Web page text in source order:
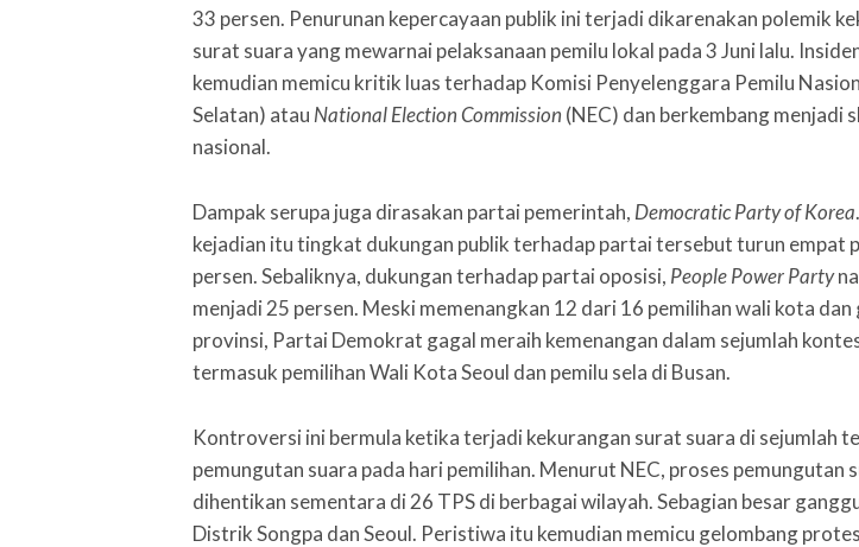
33 persen. Penurunan kepercayaan publik ini terjadi dikarenakan polemik
surat suara yang mewarnai pelaksanaan pemilu lokal pada 3 Juni lalu.
kemudian memicu kritik luas terhadap Komisi Penyelenggara Pemilu
Selatan) atau National Election Commission (NEC) dan berkembang menjadi
nasional.
Dampak serupa juga dirasakan partai pemerintah, Democratic Party of Korea
kejadian itu tingkat dukungan publik terhadap partai tersebut turun empat
persen. Sebaliknya, dukungan terhadap partai oposisi, People Power Party
menjadi 25 persen. Meski memenangkan 12 dari 16 pemilihan wali kota
provinsi, Partai Demokrat gagal meraih kemenangan dalam sejumlah
termasuk pemilihan Wali Kota Seoul dan pemilu sela di Busan.
Kontroversi ini bermula ketika terjadi kekurangan surat suara di sejumlah
pemungutan suara pada hari pemilihan. Menurut NEC, proses pemungutan
dihentikan sementara di 26 TPS di berbagai wilayah. Sebagian besar
Distrik Songpa dan Seoul. Peristiwa itu kemudian memicu gelombang